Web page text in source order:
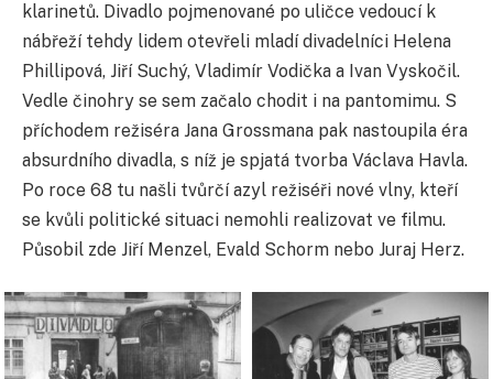
klarinetů. Divadlo pojmenované po uličce vedoucí k
nábřeží tehdy lidem otevřeli mladí divadelníci Helena
Phillipová, Jiří Suchý, Vladimír Vodička a Ivan Vyskočil.
Vedle činohry se sem začalo chodit i na pantomimu. S
příchodem režiséra Jana Grossmana pak nastoupila éra
absurdního divadla, s níž je spjatá tvorba Václava Havla.
Po roce 68 tu našli tvůrčí azyl režiséři nové vlny, kteří
se kvůli politické situaci nemohli realizovat ve filmu.
Působil zde Jiří Menzel, Evald Schorm nebo Juraj Herz.